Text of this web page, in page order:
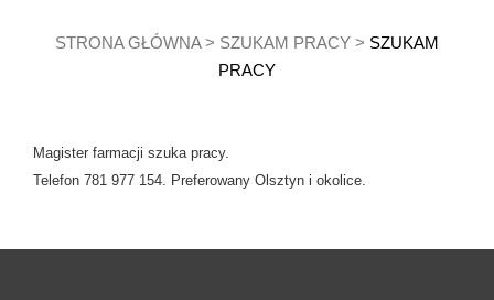
STRONA GŁÓWNA> SZUKAM PRACY > SZUKAM
PRACY
Magister farmacji szuka pracy.
Telefon 781 977 154. Preferowany Olsztyn i okolice.